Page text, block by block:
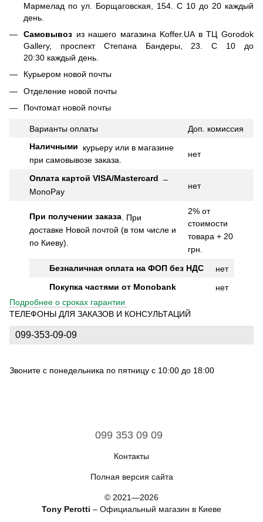
Мармелад по ул. Борщаговская, 154. С 10 до 20 каждый
день.
Самовывоз из нашего магазина Koffer.UA в ТЦ Gorodok
Gallery, проспект Степана Бандеры, 23. С 10 до
20:30 каждый день.
Курьером новой почты
Отделение новой почты
Почтомат новой почты
Варианты оплаты Доп. комиссия
Наличными курьеру или в магазине
при самовывозе заказа.
нет
Оплата картой VISA/Mastercard –
MonoPay
нет
При получении заказа При
доставке Новой почтой (в том числе и
по Киеву).
2% от
стоимости
товара + 20
грн.
Безналичная оплата на ФОП без НДС
нет
Покупка частями от Monobank
нет
Подробнее о сроках гарантии
ТЕЛЕФОНЫ ДЛЯ ЗАКАЗОВ И КОНСУЛЬТАЦИЙ
099-353-09-09
Звоните с понедельника по пятницу с 10:00 до 18:00
099 353 09 09
Контакты
Полная версия сайта
© 2021—2026
Tony Perotti – Официальный магазин в Киеве